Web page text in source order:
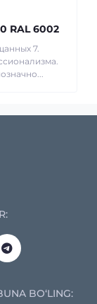
RAL 6002
7.
BO‘LING: